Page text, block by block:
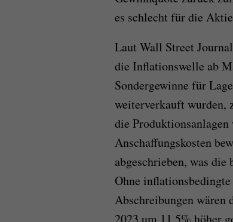
es schlecht für die
Laut Wall Street
die Inflationswelle ab
Sondergewinne für
weiterverkauft wurden,
die
Anschaffungskosten
abgeschrieben, was
Ohne
Abschreibungen wären
2023 um 11,5% höher